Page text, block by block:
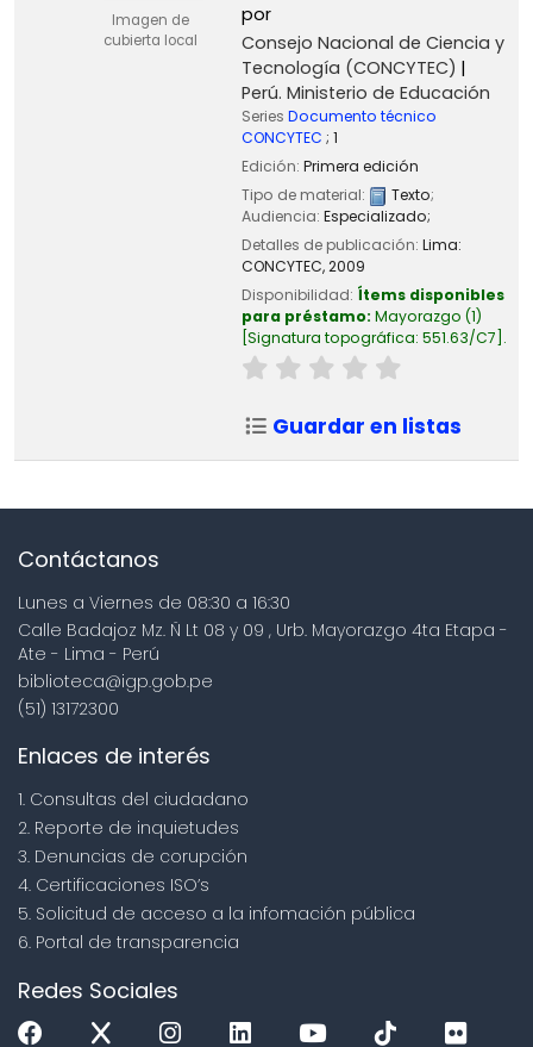
Imagen de
cubierta local
por
Consejo Nacional de Ciencia y
Tecnología (CONCYTEC)
Perú. Ministerio de Educación
Series Documento técnico
CONCYTEC ; 1
Edición: Primera edición
Tipo de material:
Texto;
Audiencia: Especializado;
Detalles de publicación: Lima:
CONCYTEC,2009
Disponibilidad: Ítems disponibles
para préstamo: Mayorazgo (1)
Signatura topográfica: 551.63/C7 .
Guardar en listas
Contáctanos
Lunes a Viernes de 08:30 a 16:30
Calle Badajoz Mz. Ñ Lt 08 y 09 , Urb. Mayorazgo 4ta Etapa -
Ate - Lima - Perú
biblioteca@igp.gob.pe
(51) 13172300
Enlaces de interés
1. Consultas del ciudadano
2. Reporte de inquietudes
3. Denuncias de corupción
4. Certificaciones ISO’s
5. Solicitud de acceso a la infomación pública
6. Portal de transparencia
Redes Sociales